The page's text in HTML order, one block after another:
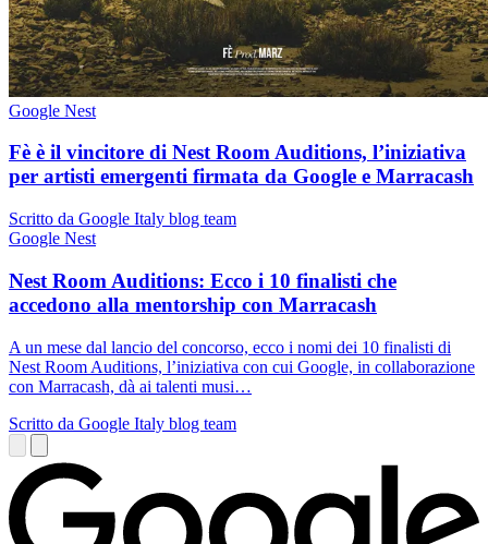
Google Nest
Fè è il vincitore di Nest Room Auditions, l’iniziativa
per artisti emergenti firmata da Google e Marracash
Scritto da Google Italy blog team
Google Nest
Nest Room Auditions: Ecco i 10 finalisti che
accedono alla mentorship con Marracash
A un mese dal lancio del concorso, ecco i nomi dei 10 finalisti di
Nest Room Auditions, l’iniziativa con cui Google, in collaborazione
con Marracash, dà ai talenti musi…
Scritto da Google Italy blog team